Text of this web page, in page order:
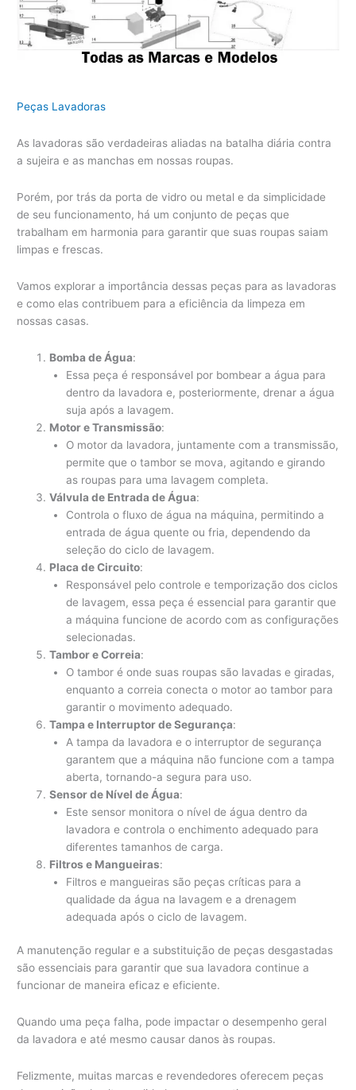
Peças Lavadoras
As lavadoras são verdadeiras aliadas na batalha diária contra
a sujeira e as manchas em nossas roupas.
Porém, por trás da porta de vidro ou metal e da simplicidade
de seu funcionamento, há um conjunto de peças que
trabalham em harmonia para garantir que suas roupas saiam
limpas e frescas.
Vamos explorar a importância dessas peças para as lavadoras
e como elas contribuem para a eficiência da limpeza em
nossas casas.
Bomba de Água:
Essa peça é responsável por bombear a água para
dentro da lavadora e, posteriormente, drenar a água
suja após a lavagem.
Motor e Transmissão:
O motor da lavadora, juntamente com a transmissão,
permite que o tambor se mova, agitando e girando
as roupas para uma lavagem completa.
Válvula de Entrada de Água:
Controla o fluxo de água na máquina, permitindo a
entrada de água quente ou fria, dependendo da
seleção do ciclo de lavagem.
Placa de Circuito:
Responsável pelo controle e temporização dos ciclos
de lavagem, essa peça é essencial para garantir que
a máquina funcione de acordo com as configurações
selecionadas.
Tambor e Correia:
O tambor é onde suas roupas são lavadas e giradas,
enquanto a correia conecta o motor ao tambor para
garantir o movimento adequado.
Tampa e Interruptor de Segurança:
A tampa da lavadora e o interruptor de segurança
garantem que a máquina não funcione com a tampa
aberta, tornando-a segura para uso.
Sensor de Nível de Água:
Este sensor monitora o nível de água dentro da
lavadora e controla o enchimento adequado para
diferentes tamanhos de carga.
Filtros e Mangueiras:
Filtros e mangueiras são peças críticas para a
qualidade da água na lavagem e a drenagem
adequada após o ciclo de lavagem.
A manutenção regular e a substituição de peças desgastadas
são essenciais para garantir que sua lavadora continue a
funcionar de maneira eficaz e eficiente.
Quando uma peça falha, pode impactar o desempenho geral
da lavadora e até mesmo causar danos às roupas.
Felizmente, muitas marcas e revendedores oferecem peças